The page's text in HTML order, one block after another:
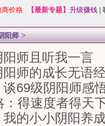
商价格 【最新专题】 升级赚钱
阳师 >
师且听我一言
师的成长无语
69级阴阳师感
得速度者得天
的小小阴阳养